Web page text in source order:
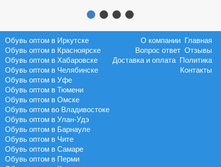
Обувь оптом в Иркутске
Обувь оптом в Красноярске
Обувь оптом в Хабаровске
Обувь оптом в Челябинске
Обувь оптом в Уфе
Обувь оптом в Тюмени
Обувь оптом в Омске
Обувь оптом во Владивостоке
Обувь оптом в Улан-Удэ
Обувь оптом в Барнауле
Обувь оптом в Чите
Обувь оптом в Самаре
Обувь оптом в Перми
Главная
О компании
Отзывы
Вопрос ответ
Политика
Доставка и оплата
Контакты